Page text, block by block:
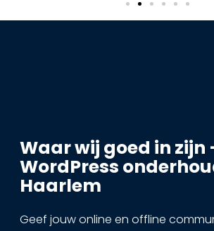
Waar wij goed in zijn
WordPress
Haarlem
Geef jouw online en offline